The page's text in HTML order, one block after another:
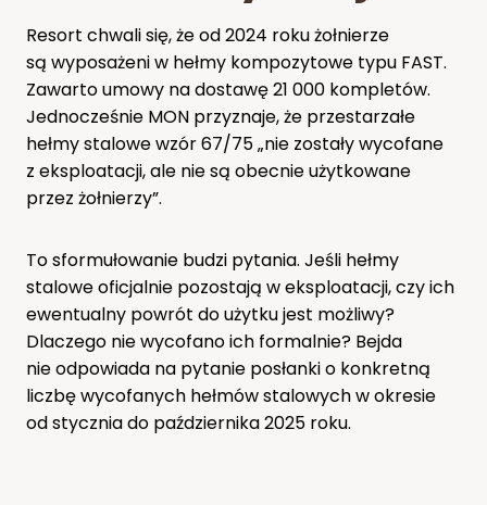
Resort chwali się, że od 2024 roku żołnierze
są wyposażeni w hełmy kompozytowe typu FAST.
Zawarto umowy na dostawę 21 000 kompletów.
Jednocześnie MON przyznaje, że przestarzałe
hełmy stalowe wzór 67/75 „nie zostały wycofane
z eksploatacji, ale nie są obecnie użytkowane
przez żołnierzy”.
To sformułowanie budzi pytania. Jeśli hełmy
stalowe oficjalnie pozostają w eksploatacji, czy ich
ewentualny powrót do użytku jest możliwy?
Dlaczego nie wycofano ich formalnie? Bejda
nie odpowiada na pytanie posłanki o konkretną
liczbę wycofanych hełmów stalowych w okresie
od stycznia do października 2025 roku.